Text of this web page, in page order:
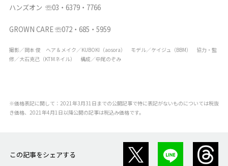
ハンズオン ☏03・6379・7766
GROWN CARE ☏072・685・5959
撮影／岡本 俊 ヘア＆メイク／KUBOKI（aosora） モデル／ケイジュ（BBM） 協力・監
修／大石克己（KTMネイル） 構成／中尾のぞみ
※価格表記に関して：2021年3月31日までの公開記事で特に表記がないものについては税抜
き価格、2021年4月1日以降公開の記事は税込み価格です。
この記事をシェアする